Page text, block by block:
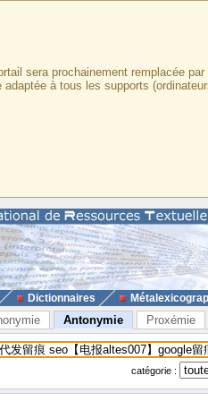
sera prochainement remplacée
à tous les supports
Dictionnaires
Antonymie Proxémie
catégorie :